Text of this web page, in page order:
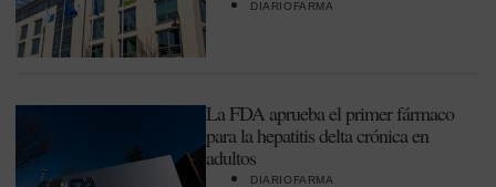
DIARIOFARMA
La FDA aprueba el primer fármaco
para la hepatitis delta crónica en
adultos
DIARIOFARMA